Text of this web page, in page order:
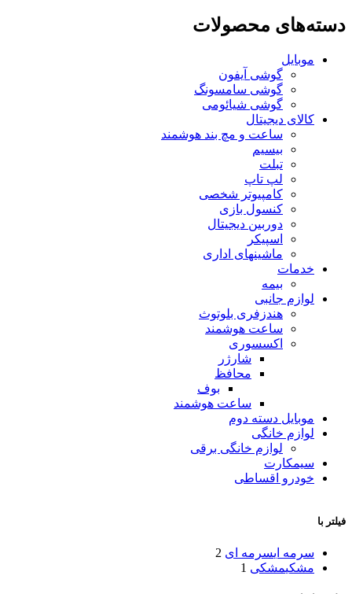
دسته‌های محصولات
موبایل
گوشی آیفون
گوشی سامسونگ
گوشی شیائومی
کالای دیجیتال
ساعت و مچ بند هوشمند
بیسیم
تبلت
لپ تاپ
کامپیوتر شخصی
کنسول بازی
دوربین دیجیتال
اسپیکر
ماشینهای اداری
خدمات
بیمه
لوازم جانبی
هندزفری بلوتوث
ساعت هوشمند
اکسسوری
شارژر
محافظ
بوف
ساعت هوشمند
موبایل دسته دوم
لوازم خانگی
لوازم خانگی برقی
سیمکارت
خودرو اقساطی
فیلتر با
سرمه ایسرمه ای 2
مشکیمشکی 1